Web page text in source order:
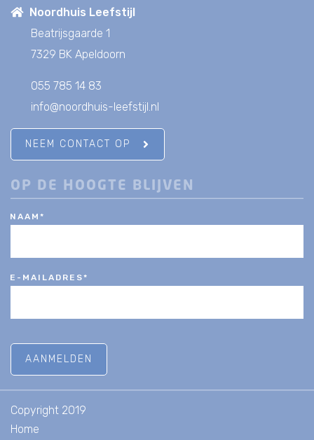
Noordhuis Leefstijl
Beatrijsgaarde 1
7329 BK Apeldoorn
055 785 14 83
info@noordhuis-leefstijl.nl
NEEM CONTACT OP
OP DE HOOGTE BLIJVEN
NAAM *
E-MAILADRES*
Copyright 2019
Home